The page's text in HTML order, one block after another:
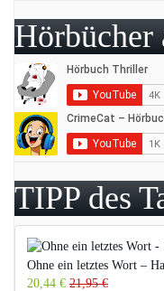
TIPP des
Ohne ein letztes Wort –
20,44 € 21,95 €